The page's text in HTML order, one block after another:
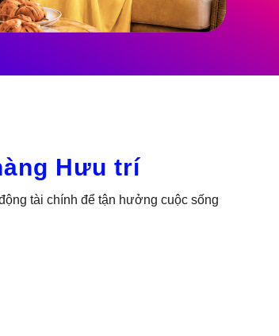
Hưu trí
tài chính để tận hưởng cuộc sống